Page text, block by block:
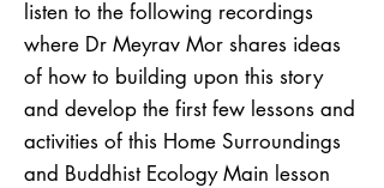
listen to the following recordings
where Dr Meyrav Mor shares ideas
of how to building upon this story
and develop the first few lessons and
activities of this Home Surroundings
and Buddhist Ecology Main lesson